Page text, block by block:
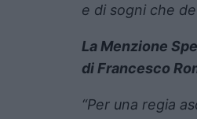
e di sogni che
La Menzione
di Francesco
“Per una regia